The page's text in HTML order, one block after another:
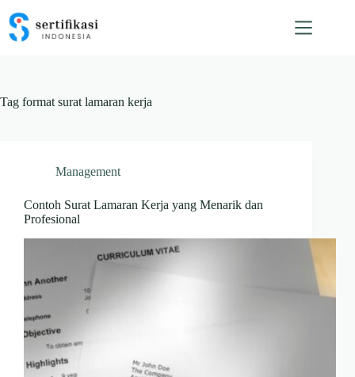
content
Tag format surat lamaran kerja
Management
Contoh Surat Lamaran Kerja yang Menarik dan
Profesional